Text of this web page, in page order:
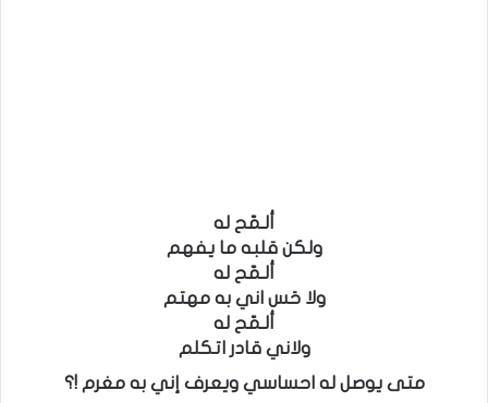
ألـمّح له
ولكن قلبه ما يفهم
ألـمّح له
ولا حَس اني به مهتم
ألـمّح له
ولاني قادر اتكلم
متى يوصل له احساسي ويعرف إني به مغرم !؟